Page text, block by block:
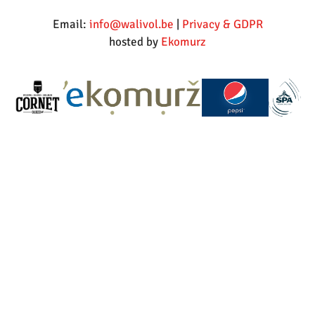
Email: info@walivol.be
Privacy & GDPR
hosted by Ekomurz